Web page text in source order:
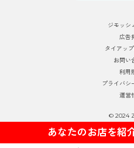
ジモッシ
広告
タイアッ
お問い
利用
プライバシ
運営
© 2024
あなたのお店を紹